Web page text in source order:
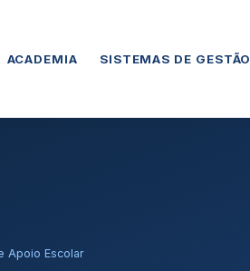
ACADEMIA SISTEMAS DE GESTÃO
Apoio Escolar